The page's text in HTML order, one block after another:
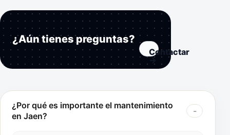
¿Aún tienes preguntas?
Contactar
→
¿Por qué es importante el mantenimiento
en Jaen?